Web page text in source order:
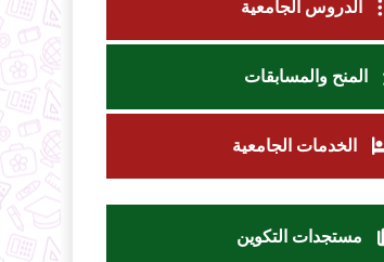
الدروس الجامعية
المنح والمسابقات
الخدمات الجامعية
مستجدات التكوين